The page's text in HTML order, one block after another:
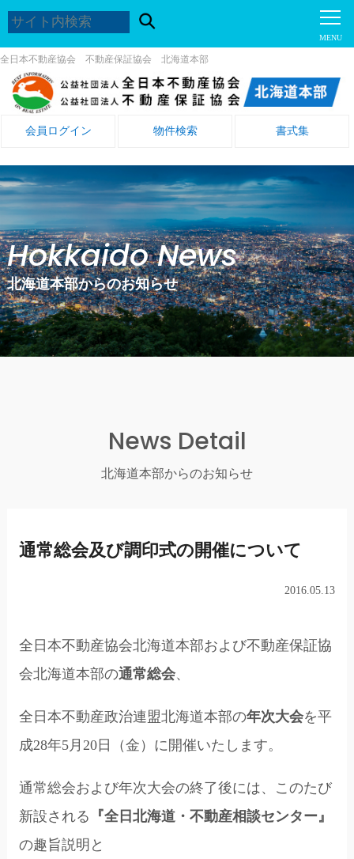
全日本不動産協会 不動産保証協会 北海道本部
会員ログイン 物件検索 書式集
Hokkaido News
北海道本部からのお知らせ
News Detail
北海道本部からのお知らせ
通常総会及び調印式の開催について
2016.05.13
全日本不動産協会北海道本部および不動産保証協
会北海道本部の通常総会、
全日本不動産政治連盟北海道本部の年次大会を平
成28年5月20日（金）に開催いたします。
通常総会および年次大会の終了後には、このたび
新設される 『全日北海道・不動産相談センター』
の趣旨説明と